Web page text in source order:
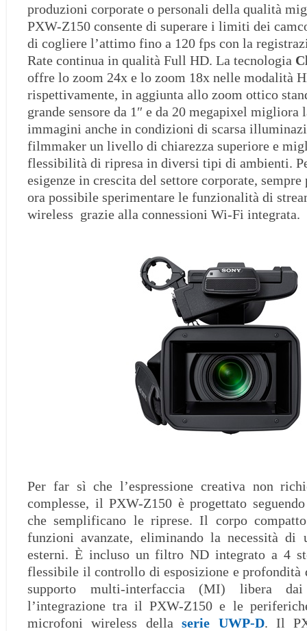
produzioni corporate o personali della qualità
PXW-Z150 consente di superare i limiti dei
di cogliere l’attimo fino a 120 fps con la
Rate continua in qualità Full HD. La tecnologia
offre lo zoom 24x e lo zoom 18x nelle modalità
rispettivamente, in aggiunta allo zoom ottico
grande sensore da 1″ e da 20 megapixel migliora
immagini anche in condizioni di scarsa
filmmaker un livello di chiarezza superiore e
flessibilità di ripresa in diversi tipi di ambienti.
esigenze in crescita del settore corporate,
ora possibile sperimentare le funzionalità di
wireless grazie alla connessioni Wi-Fi integrata.
Per far sì che l’espressione creativa non
complesse, il PXW-Z150 è progettato
che semplificano le riprese. Il corpo
funzioni avanzate, eliminando la necessità di
esterni. È incluso un filtro ND integrato a 4
flessibile il controllo di esposizione e profondità
supporto multi-interfaccia (MI) libera
l’integrazione tra il PXW-Z150 e le
microfoni wireless dellaserie UWP-D. Il